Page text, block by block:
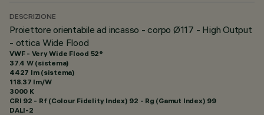
DESCRIZIONE
Proiettore orientabile ad incasso - corpo Ø117 - High Output
- ottica Wide Flood
VWF - Very Wide Flood 52°
37.4 W (sistema)
4427 lm (sistema)
118.37 lm/W
3000 K
CRI 92 - Rf (Colour Fidelity Index) 92 - Rg (Gamut Index) 99
DALI-2